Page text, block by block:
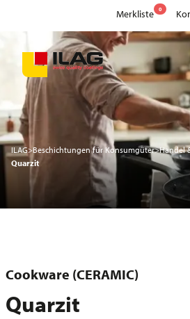
Merkliste 0
ILAG>Beschichtungen für Konsumgüter>Handel
Quarzit
Cookware (CERAMIC)
Quarzit